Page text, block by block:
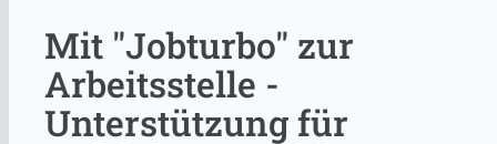
Mit "Jobturbo" zur
Arbeitsstelle -
Unterstützung für